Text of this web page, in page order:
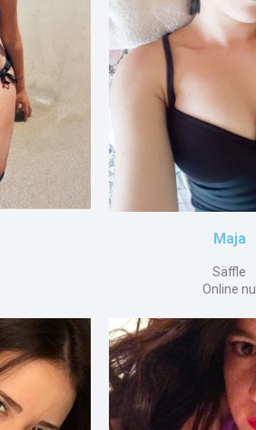
Maja
Säffle
Online nu